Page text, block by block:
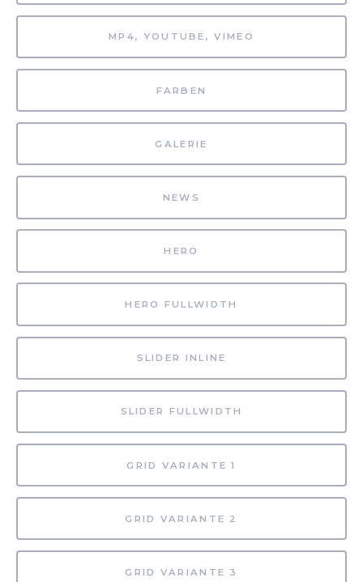
MP4, YOUTUBE, VIMEO
FARBEN
GALERIE
NEWS
HERO
HERO FULLWIDTH
SLIDER INLINE
SLIDER FULLWIDTH
GRID VARIANTE 1
GRID VARIANTE 2
GRID VARIANTE 3